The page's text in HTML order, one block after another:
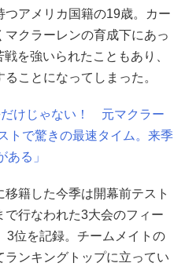
アメリカ国籍の19歳。カー
マクラーレンの育成下にあっ
を強いられたこともあり、
ことになってしまった。
けじゃない！ 元マクラー
トで驚きの最速タイム。来季
る」
籍した今季は開幕前テスト
行なわれた3大会のフィー
3位を記録。チームメイトの
ンキングトップに立ってい